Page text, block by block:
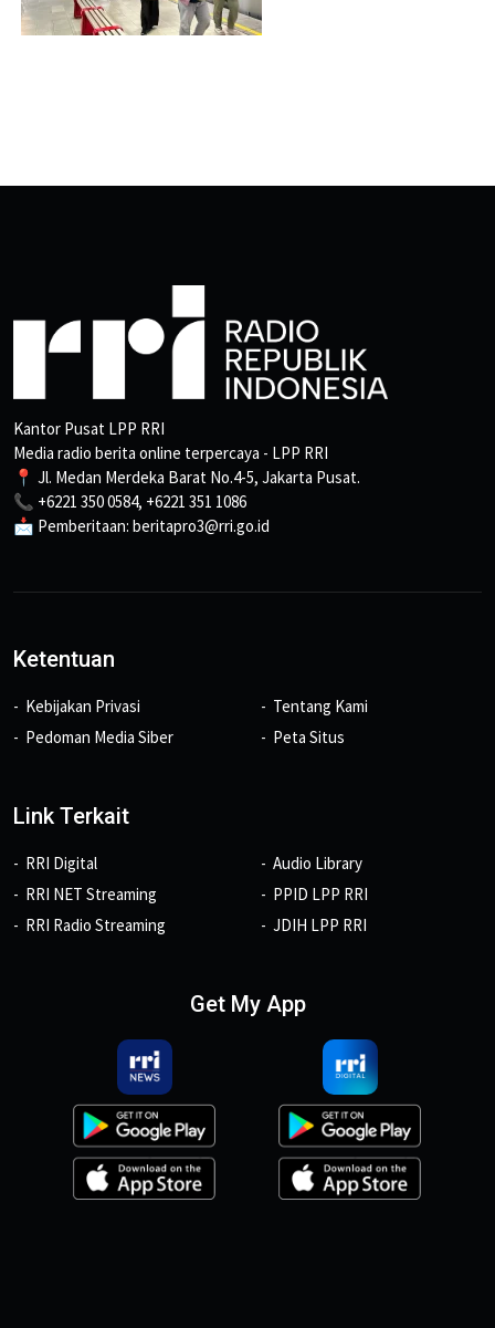
Kantor Pusat LPP RRI
Media radio berita online terpercaya - LPP RRI
📍 Jl. Medan Merdeka Barat No.4-5, Jakarta Pusat.
📞 +6221 350 0584, +6221 351 1086
📩 Pemberitaan: beritapro3@rri.go.id
Ketentuan
Kebijakan Privasi
Pedoman Media Siber
Tentang Kami
Peta Situs
Link Terkait
RRI Digital
RRI NET Streaming
RRI Radio Streaming
Audio Library
PPID LPP RRI
JDIH LPP RRI
Get My App